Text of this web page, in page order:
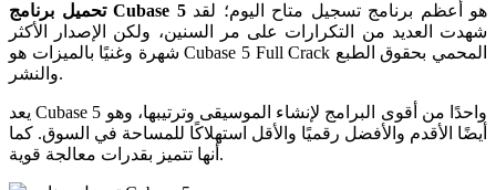
تحميل برنامج Cubase 5هو أعظم برنامج تسجيل متاح اليوم؛ لقد
شهدت العديد من التكرارات على مر السنين، ولكن الإصدار الأكثر
شهرة وغنيًا بالميزات هو Cubase 5 Full Crack المحمي بحقوق الطبع
والنشر.
يعد Cubase 5 واحدًا من أقوى البرامج لإنشاء الموسيقى وترتيبها، وهو
أيضًا الأقدم والأفضل رقميًا والأقل استهلاكًا للمساحة في السوق. كما
أنها تتميز بقدرات معالجة قوية.